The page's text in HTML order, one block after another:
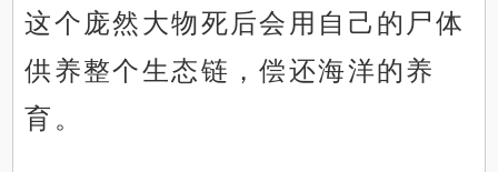
这个庞然大物死后会用自己的尸体
供养整个生态链，偿还海洋的养
育。